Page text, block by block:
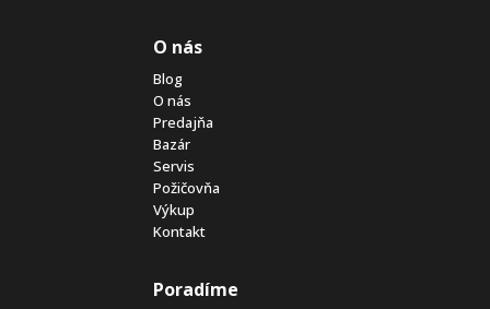
O nás
Blog
O nás
Predajňa
Bazár
Servis
Požičovňa
Výkup
Kontakt
Poradíme